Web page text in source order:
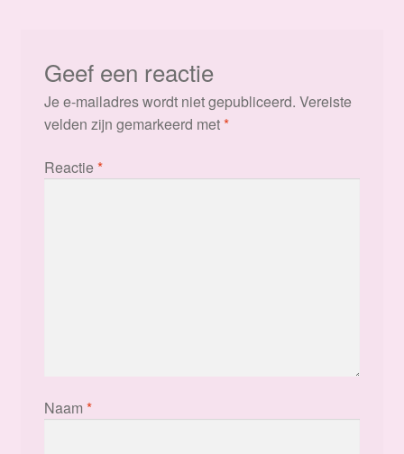
Geef een reactie
Je e-mailadres wordt niet gepubliceerd. Vereiste
velden zijn gemarkeerd met*
Reactie*
Naam *